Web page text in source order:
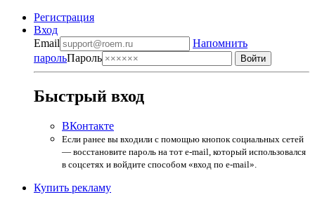
Регистрация
Вход
Email
Напомнить
парольПароль
Быстрый вход
ВКонтакте
Если ранее вы входили с помощью кнопок социальных сетей
— восстановите пароль на тот e-mail, который использовался
в соцсетях и войдите способом «вход по e-mail».
Купить рекламу